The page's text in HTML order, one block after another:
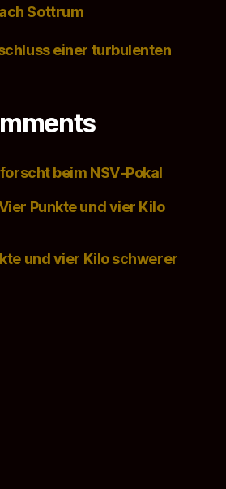
Sottrum
einer turbulenten
beim NSV-Pokal
Punkte und vier Kilo
und vier Kilo schwerer